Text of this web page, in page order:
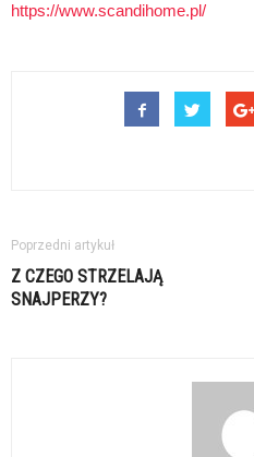
https://www.scandihome.pl/
Poprzedni artykuł
Z CZEGO STRZELAJĄ
SNAJPERZY?